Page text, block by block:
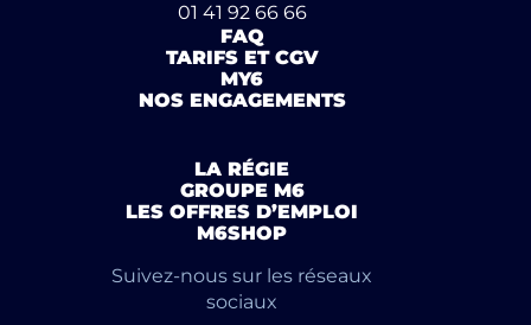
01 41 92 66 66
FAQ
TARIFS ET CGV
MY6
NOS ENGAGEMENTS
LA RÉGIE
GROUPE M6
LES OFFRES D’EMPLOI
M6SHOP
Suivez-nous sur les réseaux
sociaux